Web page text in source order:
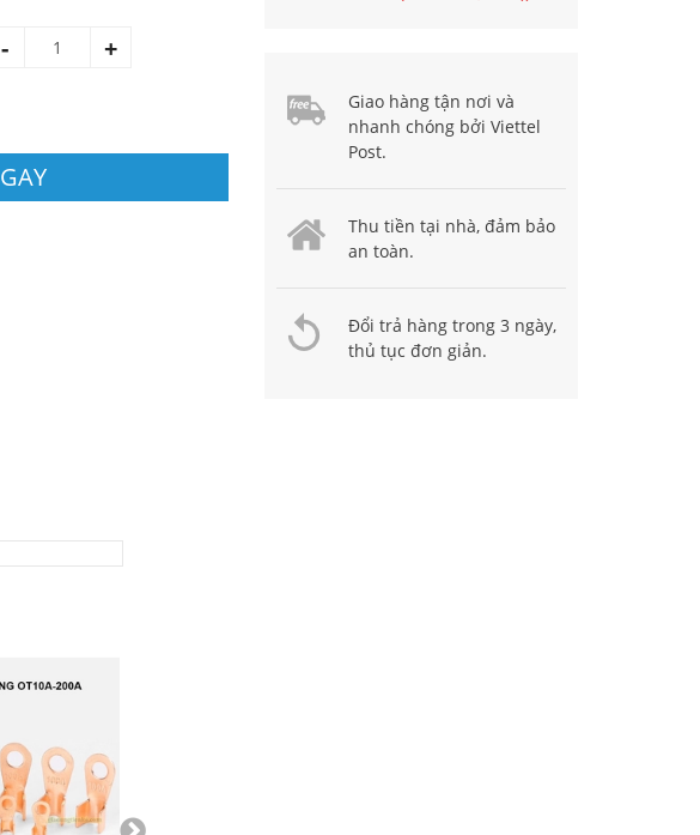
- +
Giao hàng tận nơi và
nhanh chóng bởi Viettel
Post.
Thu tiền tại nhà, đảm bảo
an toàn.
Đổi trả hàng trong 3 ngày,
thủ tục đơn giản.